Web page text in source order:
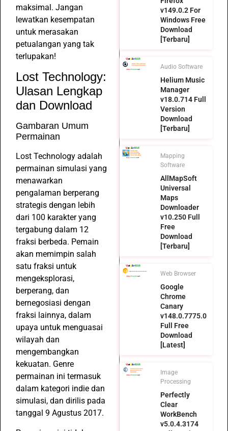
maksimal. Jangan
lewatkan kesempatan
untuk merasakan
petualangan yang tak
terlupakan!
Lost Technology:
Ulasan Lengkap
dan Download
Gambaran Umum
Permainan
Lost Technology adalah
permainan simulasi yang
menawarkan
pengalaman berperang
strategis dengan lebih
dari 100 karakter yang
tergabung dalam 12
fraksi berbeda. Pemain
akan memimpin salah
satu fraksi untuk
mengeksplorasi,
berperang, dan
bernegosiasi dengan
fraksi lainnya, dalam
upaya untuk menguasai
wilayah dan
mengembangkan
kekuatan. Genre
permainan ini termasuk
dalam kategori indie dan
simulasi, dan dirilis pada
tanggal 9 Agustus 2017.
v149.0.2 For
Windows Free
Download
[Terbaru]
Audio Software
Helium Music
Manager
v18.0.714 Full
Version
Download
[Terbaru]
Mapping
Software
AllMapSoft
Universal
Maps
Downloader
v10.250 Full
Free
Download
[Terbaru]
Web Browser
Google
Chrome
Canary
v148.0.7775.0
Full Free
Download
[Latest]
Image
Processing
Perfectly
Clear
WorkBench
v5.0.4.3174